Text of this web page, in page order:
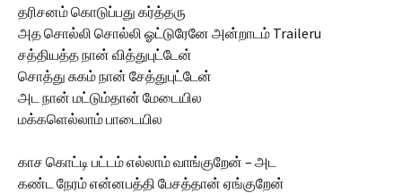
தரிசனம் கொடுப்பது கர்த்தரு
அத சொல்லி சொல்லி ஓட்டுரேனே அன்றாடம் Traileru
சத்தியத்த நான் வித்துபுட்டேன்
சொத்து சுகம் நான் சேத்துபுட்டேன்
அட நான் மட்டும்தான் மேடையில
மக்களெல்லாம் பாடையில
காச கொட்டி பட்டம் எல்லாம் வாங்குறேன் – அட
கண்ட நேரம் என்னபத்தி பேசத்தான் ஏங்குறேன்